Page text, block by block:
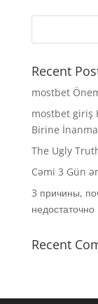
Recent
mostbet
mostbet giriş
Birine
The Ugly
Cəmi 3 Gün
3 причины,
недостаточно
Recent